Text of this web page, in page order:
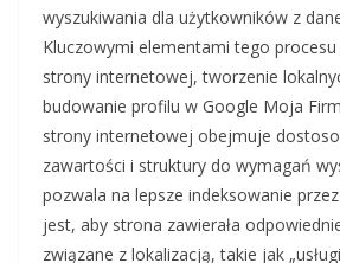
wyszukiwania dla użytkowników z
Kluczowymi elementami tego
strony internetowej, tworzenie
budowanie profilu w Google Moja
strony internetowej obejmuje
zawartości i struktury do wymagań
pozwala na lepsze indeksowanie
jest, aby strona zawierała
związane z lokalizacją, takie jak